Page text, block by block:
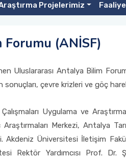
Projelerimiz
(ANİSF)
Uluslararası Antalya Bilim
çevre krizleri ve göç
Uygulama ve
Merkezi, Antalya
Akdeniz Üniversitesi İletişim
Rektör Yardımcısı Prof.